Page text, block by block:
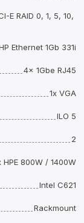
E RAID 0, 1, 5, 10,
Ethernet 1Gb 331i
4x 1Gbe RJ45
1x VGA
ILO 5
2
HPE 800W / 1400W
Intel C621
Rackmount